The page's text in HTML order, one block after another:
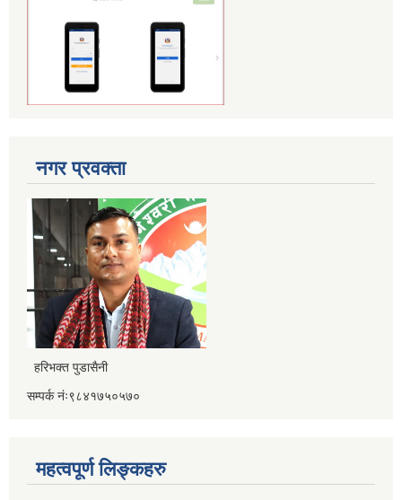
नगर प्रवक्ता
हरिभक्त पुडासैनी
सम्पर्क नंः९८४१७५०५७०
महत्वपूर्ण लिङ्कहरु